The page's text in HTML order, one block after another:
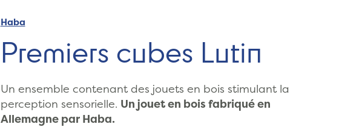
Haba
Premiers cubes Lutin
Un ensemble contenant des jouets en bois stimulant la
perception sensorielle. Un jouet en bois fabriqué en
Allemagne par Haba.